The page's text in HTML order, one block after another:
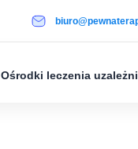
Ośrodki leczenia